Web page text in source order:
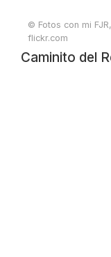
© Fotos con mi FJR,
flickr.com
Caminito del